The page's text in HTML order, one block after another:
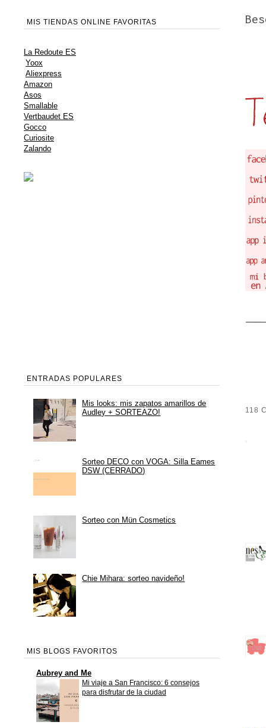
118
MIS TIENDAS ONLINE FAVORITAS
La Redoute ES
Yoox
Aliexpress
Amazon
Asos
Smallable
Vertbaudet ES
Gocco
Curiosite
Zalando
ENTRADAS POPULARES
Mis looks: mis zapatos amarillos de
Audley + SORTEAZO!
Sorteo DECO con VOGA: Silla Eames
DSW (CERRADO)
Sorteo con Mün Cosmetics
Chie Mihara: sorteo navideño!
MIS BLOGS FAVORITOS
Aubrey and Me
Mi viaje a San Francisco: 6 consejos
para disfrutar de la ciudad